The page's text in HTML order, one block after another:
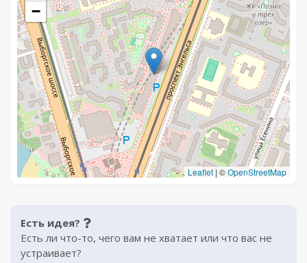
−
Leaflet | ©OpenStreetMap
Есть идея?
Есть ли что-то, чего вам не хватает или что вас не
устраивает?